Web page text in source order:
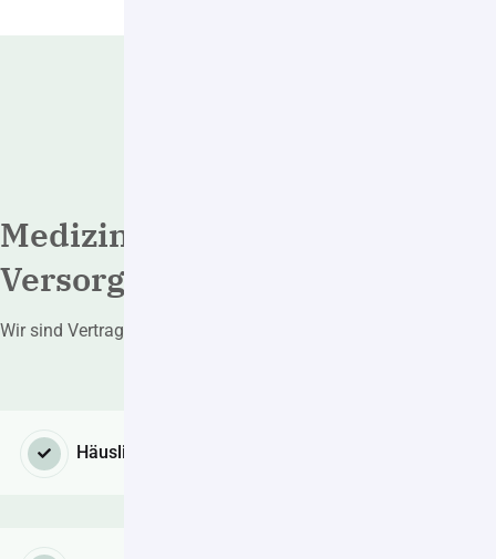
Medizinische und pflegerische
Versorgung
Wir sind Vertragspartner aller Kranken- und Pflegekassen
Häusliche Krankenpflege